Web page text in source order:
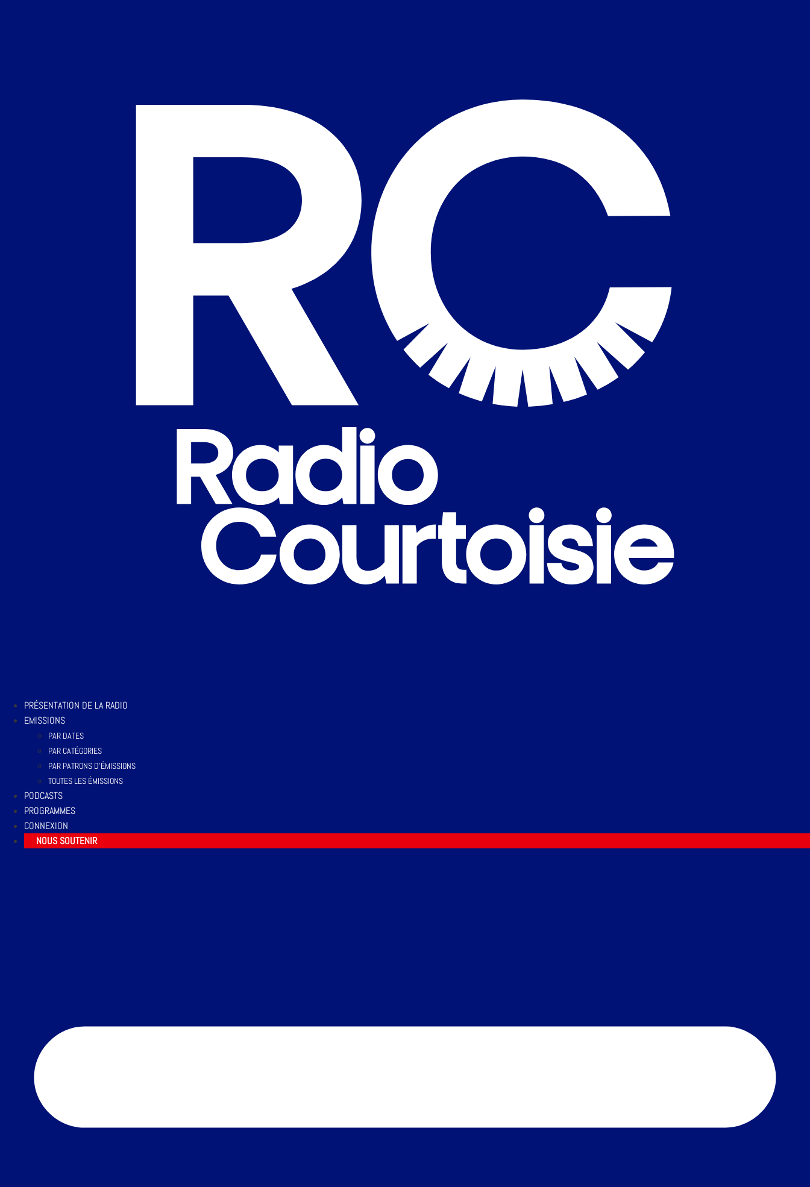
PRÉSENTATION DE LA RADIO
EMISSIONS
PAR DATES
PAR CATÉGORIES
PAR PATRONS D’ÉMISSIONS
TOUTES LES ÉMISSIONS
PODCASTS
PROGRAMMES
CONNEXION
NOUS SOUTENIR